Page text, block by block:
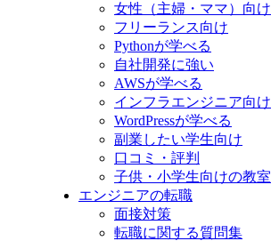
女性（主婦・ママ）向け
フリーランス向け
Pythonが学べる
自社開発に強い
AWSが学べる
インフラエンジニア向け
WordPressが学べる
副業したい学生向け
口コミ・評判
子供・小学生向けの教室
エンジニアの転職
面接対策
転職に関する質問集